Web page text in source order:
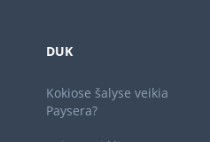
DUK
Kokiose šalyse veikia
Paysera?